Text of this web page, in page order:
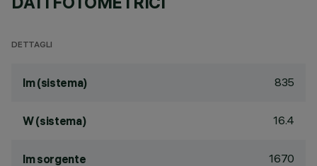
DETTAGLI
lm (sistema) 835
W (sistema) 16.4
lm sorgente 1670